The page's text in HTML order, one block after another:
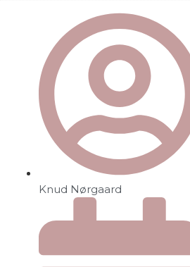
Knud Nørgaard